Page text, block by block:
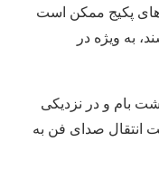
پکیج ممکن است
به ویژه در
بام و در نزدیکی
انتقال صدای فن به